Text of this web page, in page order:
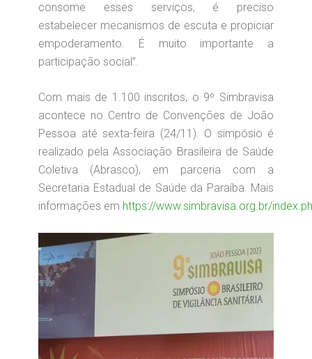
consome esses serviços, é preciso
estabelecer mecanismos de escuta e propiciar
empoderamento. É muito importante a
participação social”.
Com mais de 1.100 inscritos, o 9º Simbravisa
acontece no Centro de Convenções de João
Pessoa até sexta-feira (24/11). O simpósio é
realizado pela Associação Brasileira de Saúde
Coletiva (Abrasco), em parceria com a
Secretaria Estadual de Saúde da Paraíba. Mais
informações em https://www.simbravisa.org.br/